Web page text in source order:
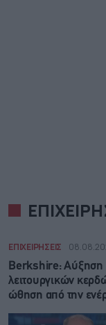
ΕΠΙΧΕΙΡΗΣΕΙΣ
Berkshire: Αύξηση
λειτουργικών
ώθηση από την